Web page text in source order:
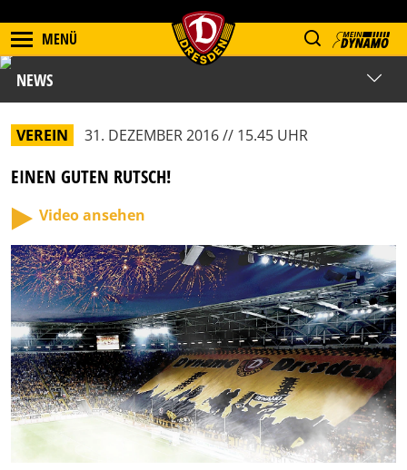
MENÜ
NEWS
VEREIN 31. DEZEMBER 2016 // 15.45 UHR
EINEN GUTEN RUTSCH!
Video ansehen